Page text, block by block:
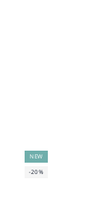
NEW
-20%